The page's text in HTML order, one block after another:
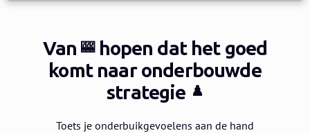
Van🎰hopen dat het goed
komt naar onderbouwde
strategie ♟️
Toets je onderbuikgevoelens aan de hand